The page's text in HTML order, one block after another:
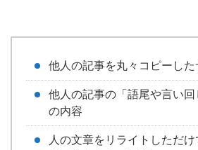
他人の記事を丸々コピーした
他人の記事の「語尾や言い
の内容
人の文章をリライトしただ